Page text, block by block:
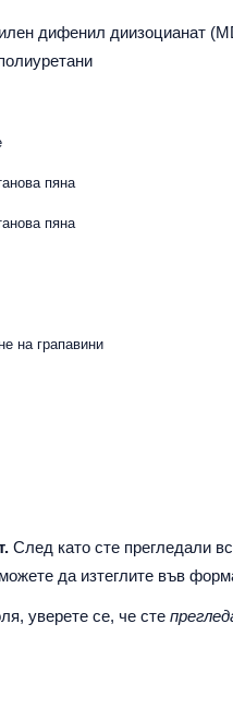
дифенил диизоцианат
пяна
пяна
на грапавини
След като сте прегледали
да изтеглите във
уверете се, че сте